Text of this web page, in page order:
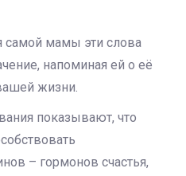
самой мамы эти слова
напоминая ей о её
жизни.
показывают, что
– гормонов счастья,